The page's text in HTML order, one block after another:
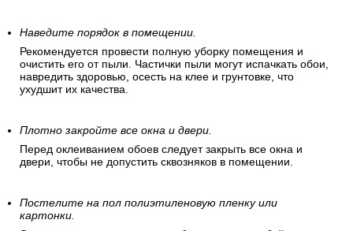
Наведите порядок в помещении.
Рекомендуется провести полную уборку помещения и
очистить его от пыли. Частички пыли могут испачкать обои,
навредить здоровью, осесть на клее и грунтовке, что
ухудшит их качества.
Плотно закройте все окна и двери.
Перед оклеиванием обоев следует закрыть все окна и
двери, чтобы не допустить сквозняков в помещении.
Постелите на пол полиэтиленовую пленку или
картонки.